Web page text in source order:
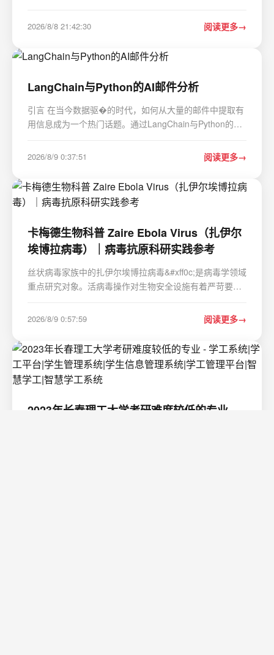
类、融资融券、龙虎榜、北向资金流向&#xff0c;以及
2026/8/8 21:42:30 阅读更多
LangChain与Python的AI邮件分析
引言 在当今数据驱�的时代，如何从大量的邮件中提取有
用信息成为一个热门话题。通过LangChain与Python的结
文将详细介绍如何使用LangChain处理邮件数据，并结合
是一…
2026/8/9 0:37:51 阅读更多
卡梅德生物科普 Zaire Ebola Virus（扎伊尔
埃博拉病毒）｜病毒抗原科研实践参考
丝状病毒家族中的扎伊尔埃博拉病毒&#xff0c;是病毒学领域
重点研究对象。活病毒操作对生物安全设施有着严苛要求
因此重组抗原、假病毒等体外替代模型成为课题开展的重
2026/8/9 0:57:59 阅读更多
2023年长春理工大学考研难度较低的专业 -